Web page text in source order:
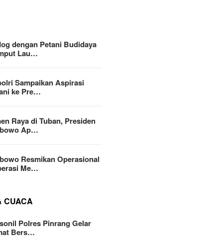
dengan Petani Budidaya
Lau…
Sampaikan Aspirasi
ke Pre…
Raya di Tuban, Presiden
Ap…
Resmikan Operasional
Me…
CUACA
Polres Pinrang Gelar
Bers…